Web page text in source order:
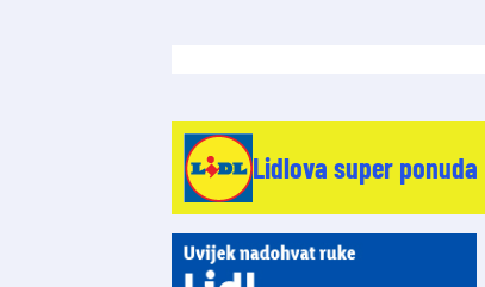
Lidlova super ponuda